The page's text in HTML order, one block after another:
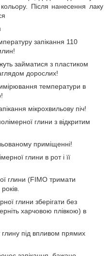
кольору. Після нанесення лаку
запікання 110
займатися з пластиком
дорослих!
температури в
мікрохвильову піч!
глини з відкритим
приміщенні!
глини в рот і її
глини (FIMO тримати
глини зберігати без
харчовою плівкою) в
під впливом прямих